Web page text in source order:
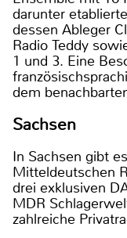
darunter
dessen Ableger
Radio Teddy
1 und 3. Eine
dem
Sachsen
In Sachsen gibt
Mitteldeutschen
drei exklusiven
MDR
zahlreiche